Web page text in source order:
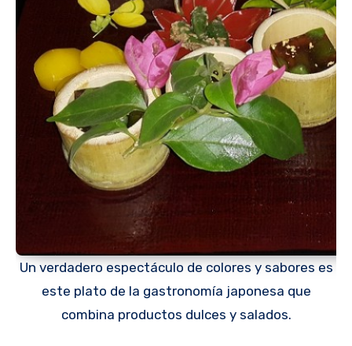
Un verdadero espectáculo de colores y sabores es
este plato de la gastronomía japonesa que
combina productos dulces y salados.